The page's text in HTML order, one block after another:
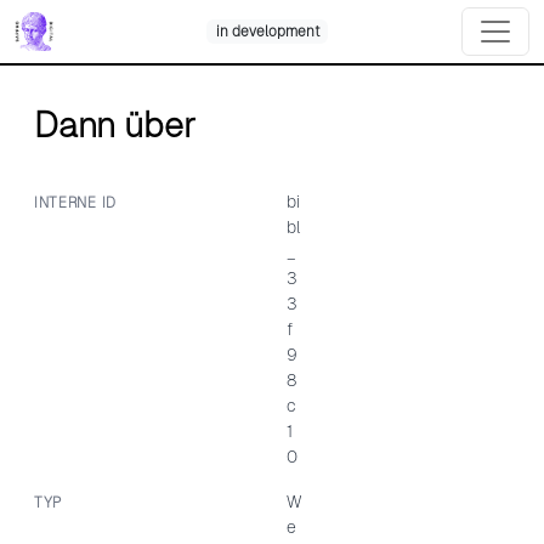
Skip
to
content
in development
Dann über
INTERNE ID
bi
bl
3
3
f
9
8
c
1
0
TYP
W
e